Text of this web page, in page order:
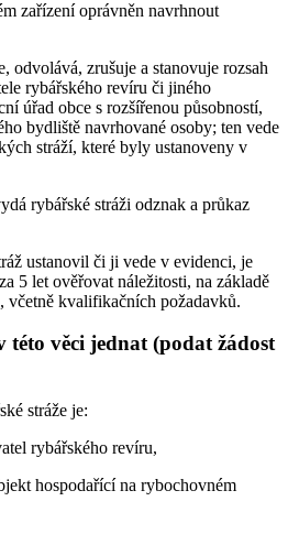
zařízení oprávněn navrhnout
odvolává, zrušuje a stanovuje rozsah
rybářského revíru či jiného
úřad obce s rozšířenou působností,
bydliště navrhované osoby; ten vede
stráží, které byly ustanoveny v
rybářské stráži odznak a průkaz
ustanovil či ji vede v evidenci, je
5 let ověřovat náležitosti, na základě
včetně kvalifikačních požadavků.
věci jednat (podat žádost
stráže je:
rybářského revíru,
hospodařící na rybochovném